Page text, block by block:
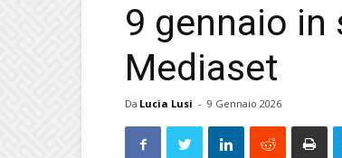
9 gennaio in
Mediaset
Da Lucia Lusi - 9 Gennaio 2026